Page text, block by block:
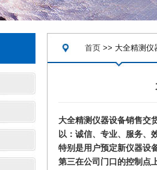
首页 >> 大全精测仪
大全精测仪器设备销售交
以：诚信、专业、服务、
特别是用户预定新仪器设
第三在公司门口的控制点